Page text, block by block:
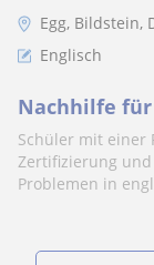
Egg, Bildstein,
Englisch
Nachhilfe
Schüler mit einer
Zertifizierung
Problemen in